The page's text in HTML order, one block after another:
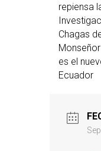
repiensa
Chagas
es el
Ecuador